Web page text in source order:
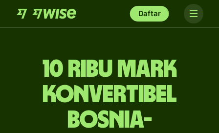
Daftar
10 ribu mark
konvertibel
Bosnia-